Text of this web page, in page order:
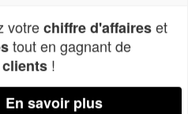
©OpenStreetMap contributors,CC-BY-SA
votrechiffre d'affaireset
tout en gagnant de
!
En savoir plus